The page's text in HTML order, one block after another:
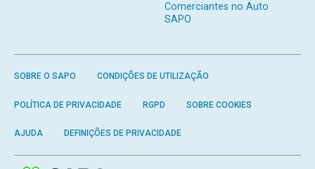
Comerciantes no Auto
SAPO
SOBRE O SAPO CONDIÇÕES DE UTILIZAÇÃO
POLÍTICA DE PRIVACIDADE RGPD SOBRE COOKIES
AJUDA DEFINIÇÕES DE PRIVACIDADE